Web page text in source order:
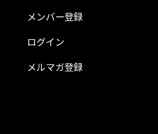
メンバー登録
ログイン
メルマガ登録